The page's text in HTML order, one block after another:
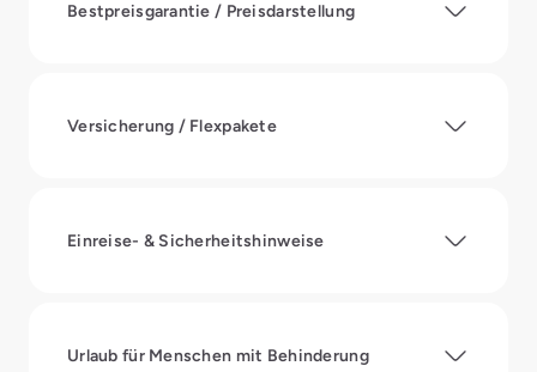
Bestpreisgarantie / Preisdarstellung
Versicherung / Flexpakete
Einreise- & Sicherheitshinweise
Urlaub für Menschen mit Behinderung